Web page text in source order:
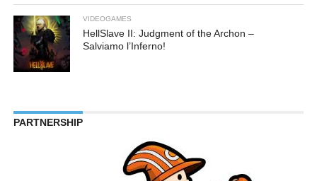
VIDEOGAMES
HellSlave II: Judgment of the Archon –
Salviamo l’Inferno!
PARTNERSHIP